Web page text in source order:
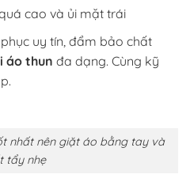
cao và ủi mặt trái
uy tín, đẩm bảo chất
áo thun đa dạng. Cùng kỹ
nhất nên giặt áo bằng tay và
tẩy nhẹ